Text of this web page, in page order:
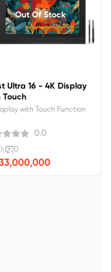
Out Of Stock
Ultra 16 - 4K Display
Touch
with Touch Function
0.0
0